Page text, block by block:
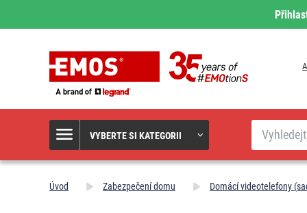
VYBERTE SI KATEGORII
Hledat
Úvod Zabezpečení domu Domácí videotelefony